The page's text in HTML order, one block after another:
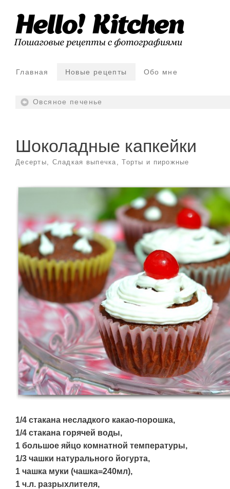
Главная Новые рецепты Обо мне
Овсяное печенье
Шоколадные капкейки
Десерты, Сладкая выпечка ,Торты и пирожные
1/4 стакана несладкого какао-порошка,
1/4 стакана горячей воды,
1 большое яйцо комнатной температуры,
1/3 чашки натурального йогурта,
1 чашка муки (чашка=240мл),
1 ч.л. разрыхлителя,